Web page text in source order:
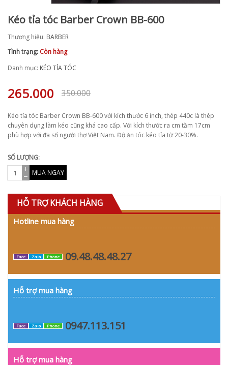
Kéo tỉa tóc Barber Crown BB-600
Thương hiệu: BARBER
Tình trạng: Còn hàng
Danh mục: KÉO TỈA TÓC
350.000
265.000
Kéo tỉa tóc Barber Crown BB-600 với kích thước 6 inch, thép 440c là thép
chuyên dụng làm kéo cũng khá cao cấp. Với kích thước ra cm tầm 17cm
phù hợp với đa số người thợ Việt Nam. Độ ăn tóc kéo tỉa từ 20-30%.
SỐ LƯỢNG:
MUA NGAY
HỖ TRỢ KHÁCH HÀNG
Hotline mua hàng
Face Zalo Phone 09.48.48.48.27
Hỗ trợ mua hàng
Face Zalo Phone 0947.113.151
Hỗ trợ mua hàng